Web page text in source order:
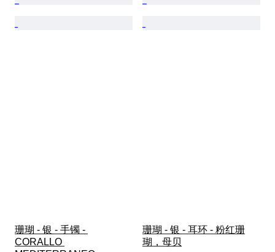
珊瑚 - 银 - 手镯 -
CORALLO
珊瑚 - 银 - 耳环 - 粉红珊
瑚，母贝